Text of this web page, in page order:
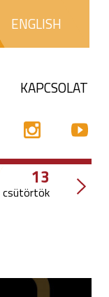
ENGLISH
KAPCSOLAT
13
csütörtök